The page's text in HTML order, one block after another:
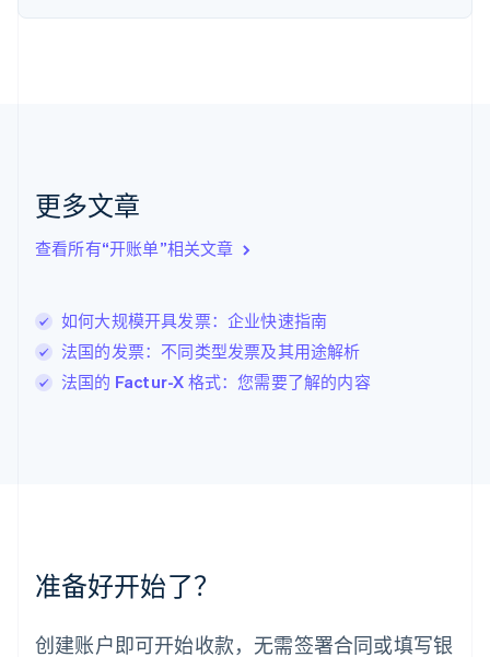
更多文章
查看所有“开账单”相关文章
如何大规模开具发票：企业快速指南
法国的发票：不同类型发票及其用途解析
法国的 Factur-X 格式：您需要了解的内容
准备好开始了？
创建账户即可开始收款，无需签署合同或填写银
立陶宛
列支敦士登
FrançaisDeutsch English
罗马尼亚
English
马尔他
English
葡萄牙
日本